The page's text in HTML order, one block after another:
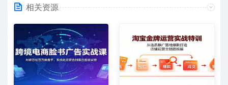
相关资源